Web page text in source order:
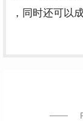
，同时还可以